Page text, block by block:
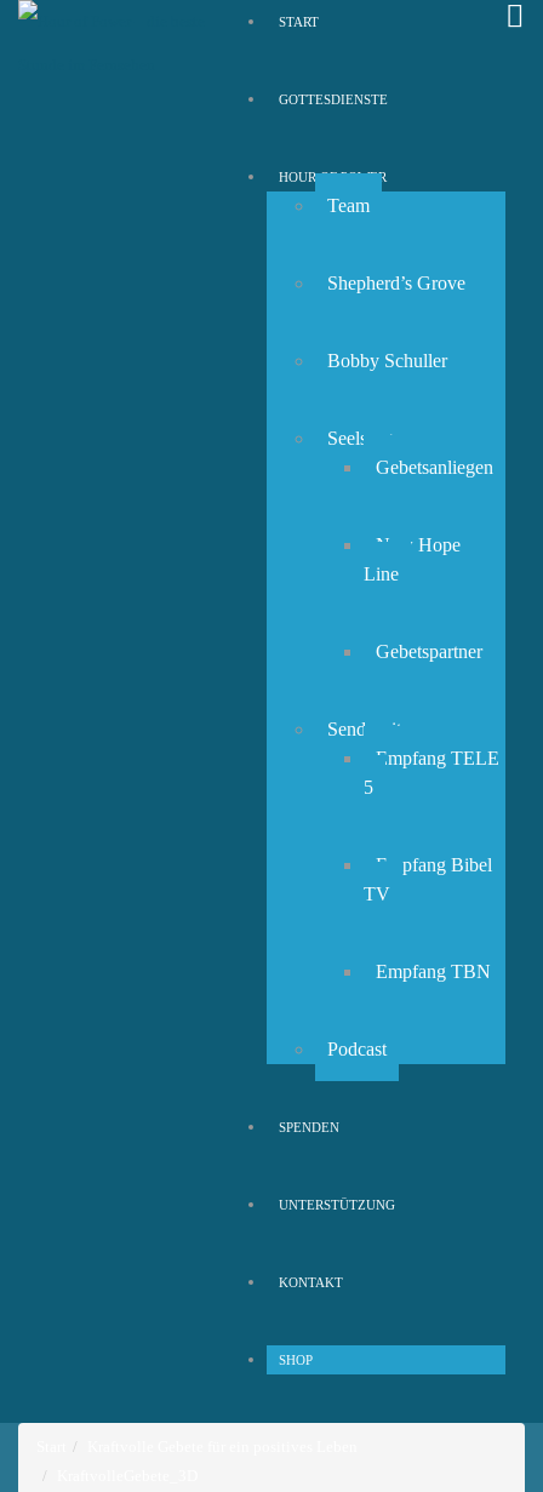
START
GOTTESDIENSTE
HOUR OF POWER
Team
Shepherd’s Grove
Bobby Schuller
Seelsorge
Gebetsanliegen
New Hope
Line
Gebetspartner
Sendezeiten
Empfang TELE
5
Empfang Bibel
TV
Empfang TBN
Podcast
SPENDEN
UNTERSTÜTZUNG
KONTAKT
SHOP